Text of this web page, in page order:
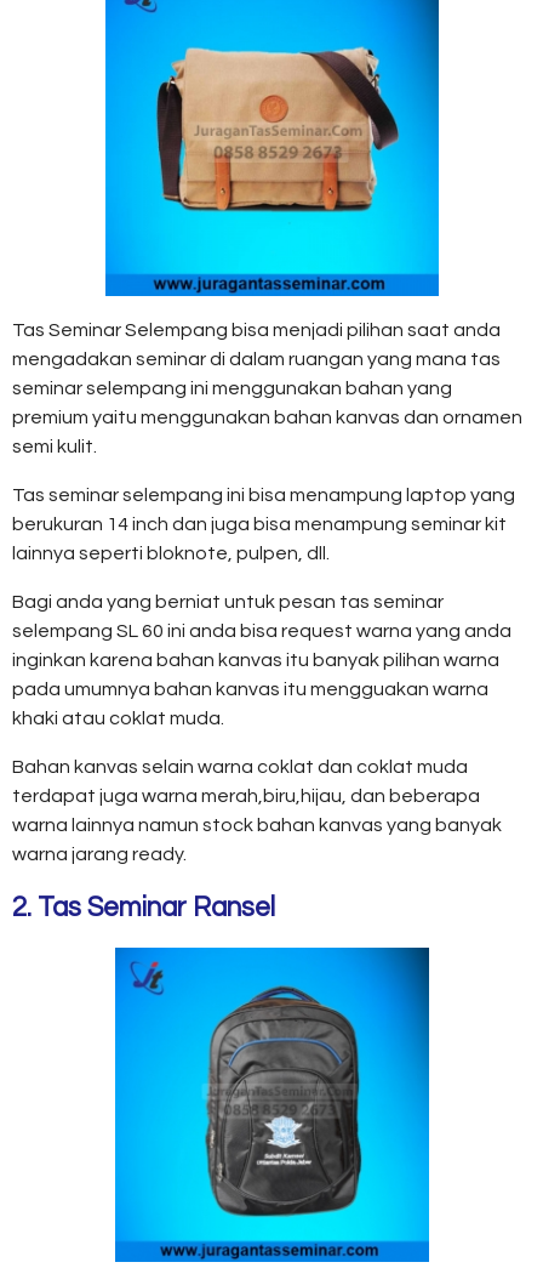
Tas Seminar Selempang bisa menjadi pilihan saat anda
mengadakan seminar di dalam ruangan yang mana tas
seminar selempang ini menggunakan bahan yang
premium yaitu menggunakan bahan kanvas dan ornamen
semi kulit.
Tas seminar selempang ini bisa menampung laptop yang
berukuran 14 inch dan juga bisa menampung seminar kit
lainnya seperti bloknote, pulpen, dll.
Bagi anda yang berniat untuk pesan tas seminar
selempang SL 60 ini anda bisa request warna yang anda
inginkan karena bahan kanvas itu banyak pilihan warna
pada umumnya bahan kanvas itu mengguakan warna
khaki atau coklat muda.
Bahan kanvas selain warna coklat dan coklat muda
terdapat juga warna merah,biru,hijau, dan beberapa
warna lainnya namun stock bahan kanvas yang banyak
warna jarang ready.
2. Tas Seminar Ransel